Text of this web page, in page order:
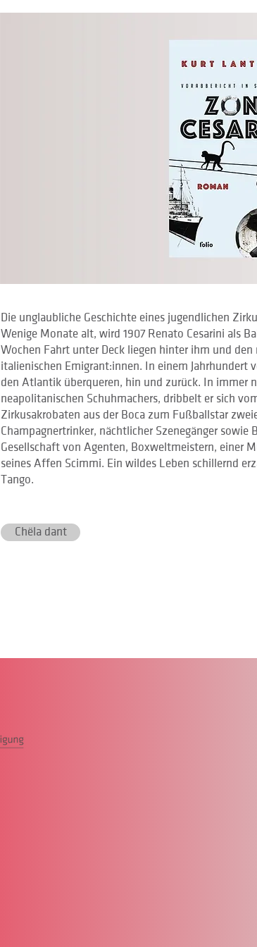
Die unglaubliche Geschichte eines jugendlichen
Wenige Monate alt, wird 1907 Renato Cesarini als
Wochen Fahrt unter Deck liegen hinter ihm und
italienischen Emigrant:innen. In einem Jahrhundert
den Atlantik überqueren, hin und zurück. In immer
neapolitanischen Schuhmachers, dribbelt er sich
Zirkusakrobaten aus der Boca zum Fußballstar
Champagnertrinker, nächtlicher Szenegänger sowie
Gesellschaft von Agenten, Boxweltmeistern, einer
seines Affen Scimmi. Ein wildes Leben schillernd
Tango.
Chëla dant